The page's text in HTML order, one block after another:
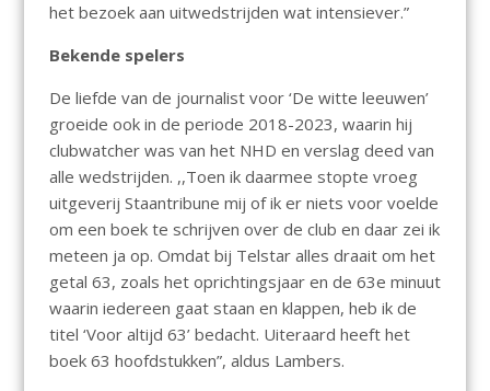
het bezoek aan uitwedstrijden wat intensiever.”
Bekende spelers
De liefde van de journalist voor ‘De witte leeuwen’
groeide ook in de periode 2018-2023, waarin hij
clubwatcher was van het NHD en verslag deed van
alle wedstrijden. ,,Toen ik daarmee stopte vroeg
uitgeverij Staantribune mij of ik er niets voor voelde
om een boek te schrijven over de club en daar zei ik
meteen ja op. Omdat bij Telstar alles draait om het
getal 63, zoals het oprichtingsjaar en de 63e minuut
waarin iedereen gaat staan en klappen, heb ik de
titel ‘Voor altijd 63’ bedacht. Uiteraard heeft het
boek 63 hoofdstukken”, aldus Lambers.